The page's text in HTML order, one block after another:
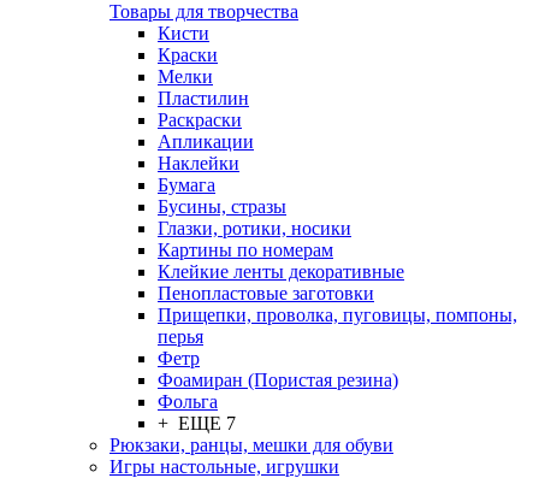
Товары для творчества
Кисти
Краски
Мелки
Пластилин
Раскраски
Апликации
Наклейки
Бумага
Бусины, стразы
Глазки, ротики, носики
Картины по номерам
Клейкие ленты декоративные
Пенопластовые заготовки
Прищепки, проволка, пуговицы, помпоны,
перья
Фетр
Фоамиран (Пористая резина)
Фольга
+ ЕЩЕ 7
Рюкзаки, ранцы, мешки для обуви
Игры настольные, игрушки